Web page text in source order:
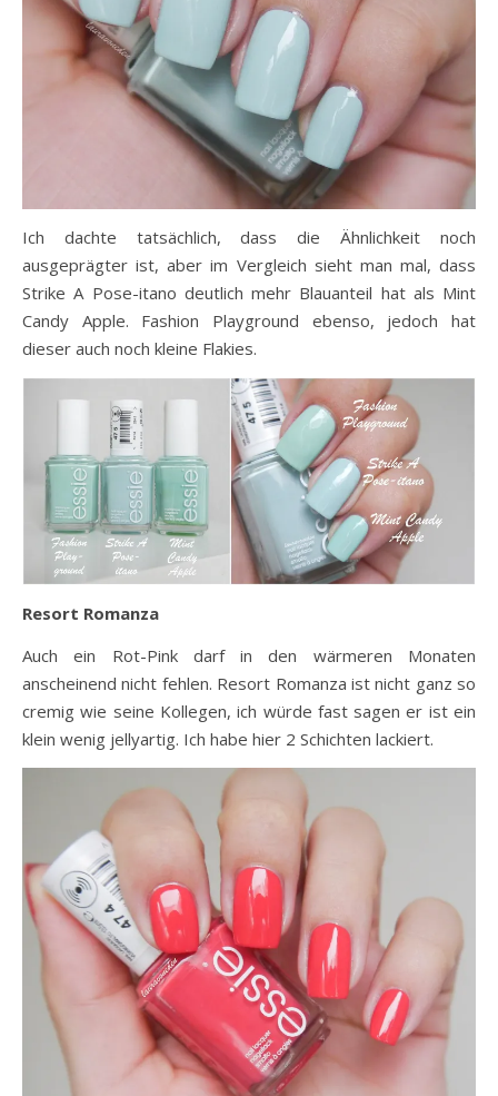
Ich dachte tatsächlich, dass die Ähnlichkeit noch
ausgeprägter ist, aber im Vergleich sieht man mal, dass
Strike A Pose-itano deutlich mehr Blauanteil hat als Mint
Candy Apple. Fashion Playground ebenso, jedoch hat
dieser auch noch kleine Flakies.
Resort Romanza
Auch ein Rot-Pink darf in den wärmeren Monaten
anscheinend nicht fehlen. Resort Romanza ist nicht ganz so
cremig wie seine Kollegen, ich würde fast sagen er ist ein
klein wenig jellyartig. Ich habe hier 2 Schichten lackiert.